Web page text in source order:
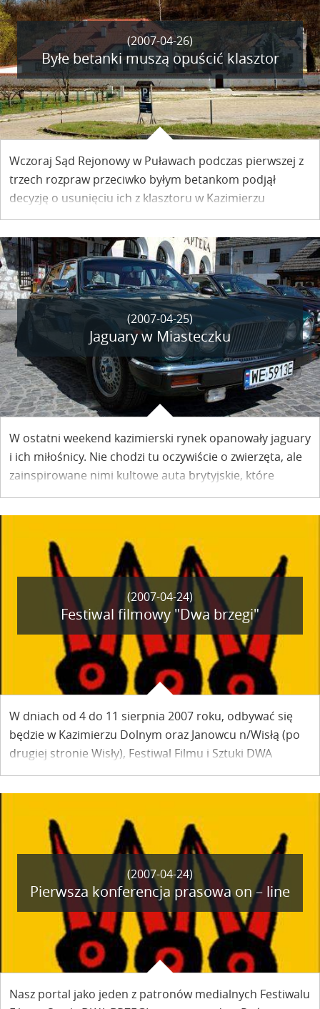
(2007-04-26)
Byłe betanki muszą opuścić klasztor
Wczoraj Sąd Rejonowy w Puławach podczas pierwszej z
trzech rozpraw przeciwko byłym betankom podjął
decyzję o usunięciu ich z klasztoru w Kazimierzu
Dolnym. Uznano, że kobiety przebywają na posesji
bezprawnie.
(2007-04-25)
Jaguary w Miasteczku
W ostatni weekend kazimierski rynek opanowały jaguary
i ich miłośnicy. Nie chodzi tu oczywiście o zwierzęta, ale
zainspirowane nimi kultowe auta brytyjskie, które
zjechały do Miasteczka na pierwszy ogólnokrajowy zlot
miłośników jaguarów.
(2007-04-24)
Festiwal filmowy "Dwa brzegi"
W dniach od 4 do 11 sierpnia 2007 roku, odbywać się
będzie w Kazimierzu Dolnym oraz Janowcu n/Wisłą (po
drugiej stronie Wisły), Festiwal Filmu i Sztuki DWA
BRZEGI.
(2007-04-24)
Pierwsza konferencja prasowa on – line
Nasz portal jako jeden z patronów medialnych Festiwalu